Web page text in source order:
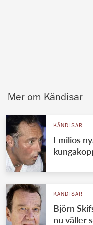
Mer om Kändisar
KÄNDISAR
Emilios
KÄNDISAR
Björn
nu väller